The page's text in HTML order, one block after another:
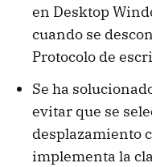
en Desktop
cuando se
Protocolo de
Se ha
evitar que se
desplazamiento
implementa la